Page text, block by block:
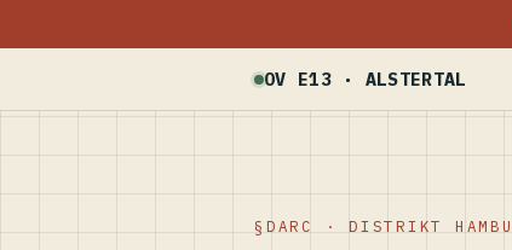
OV E13 · ALSTERTAL
DARC · DISTRIKT